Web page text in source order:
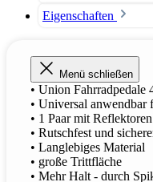
Eigenschaften
Menü schließen
• Union Fahrradpedale
• Universal
• 1 Paar mit Reflektoren
• Rutschfest und
• Langlebiges Material
• große Trittfläche
• Mehr Halt - durch